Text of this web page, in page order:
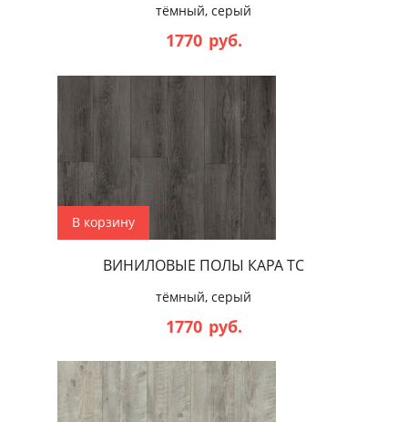
тёмный, серый
1770 руб.
В корзину
ВИНИЛОВЫЕ ПОЛЫ КАРА ТС
тёмный, серый
1770 руб.